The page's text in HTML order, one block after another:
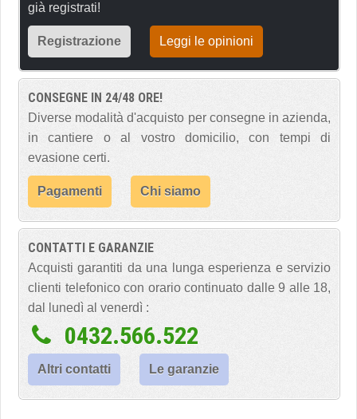
già registrati!
Registrazione Leggi le opinioni
CONSEGNE IN 24/48 ORE!
Diverse modalità d'acquisto per consegne in azienda,
in cantiere o al vostro domicilio, con tempi di
evasione certi.
Pagamenti Chi siamo
CONTATTI E GARANZIE
Acquisti garantiti da una lunga esperienza e servizio
clienti telefonico con orario continuato dalle 9 alle 18,
dal lunedì al venerdì :
0432.566.522
Altri contatti Le garanzie